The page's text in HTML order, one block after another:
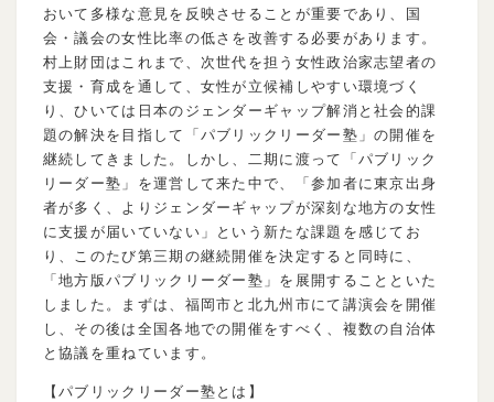
おいて多様な意見を反映させることが重要であり、国
会・議会の女性比率の低さを改善する必要があります。
村上財団はこれまで、次世代を担う女性政治家志望者の
支援・育成を通して、女性が立候補しやすい環境づく
り、ひいては日本のジェンダーギャップ解消と社会的課
題の解決を目指して「パブリックリーダー塾」の開催を
継続してきました。しかし、二期に渡って「パブリック
リーダー塾」を運営して来た中で、「参加者に東京出身
者が多く、よりジェンダーギャップが深刻な地方の女性
に支援が届いていない」という新たな課題を感じてお
り、このたび第三期の継続開催を決定すると同時に、
「地方版パブリックリーダー塾」を展開することといた
しました。まずは、福岡市と北九州市にて講演会を開催
し、その後は全国各地での開催をすべく、複数の自治体
と協議を重ねています。
【パブリックリーダー塾とは】